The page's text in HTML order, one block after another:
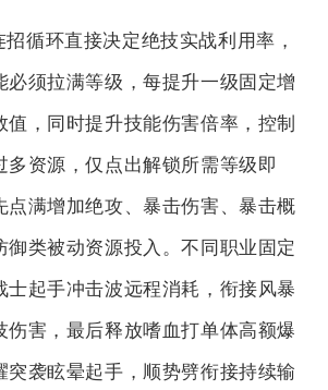
循环直接决定绝技实战利用率，
必须拉满等级，每提升一级固定增
值，同时提升技能伤害倍率，控制
多资源，仅点出解锁所需等级即
点满增加绝攻、暴击伤害、暴击概
御类被动资源投入。不同职业固定
士起手冲击波远程消耗，衔接风暴
伤害，最后释放嗜血打单体高额爆
突袭眩晕起手，顺势劈衔接持续输